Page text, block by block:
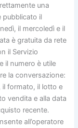
una
pubblicato il
il mercoledì e il
è gratuita da rete
il Servizio
il numero è utile
la conversazione:
formato, il lotto e
vendita e alla data
recente.
all’operatore